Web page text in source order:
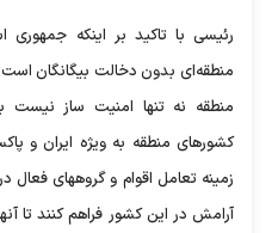
رئیسی با تاکید بر اینکه جمهوری
منطقه‌ای بدون دخالت بیگانگان
منطقه نه تنها امنیت ساز
کشورهای منطقه به ویژه ایران و
زمینه تعامل اقوام و گروههای فعال
آرامش در این کشور فراهم کنند تا